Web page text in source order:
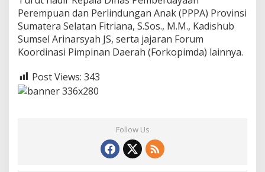
Perempuan dan Perlindungan Anak (PPPA) Provinsi
Sumatera Selatan Fitriana, S.Sos., M.M., Kadishub
Sumsel Arinarsyah JS, serta jajaran Forum
Koordinasi Pimpinan Daerah (Forkopimda) lainnya.
Post Views: 343
Follow Us